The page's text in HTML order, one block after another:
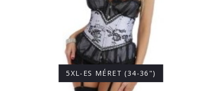
5XL-ES MÉRET (34-36")